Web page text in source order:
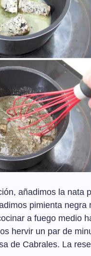
añadimos la nata
pimienta
a fuego medio
hervir un par de
de Cabrales. La